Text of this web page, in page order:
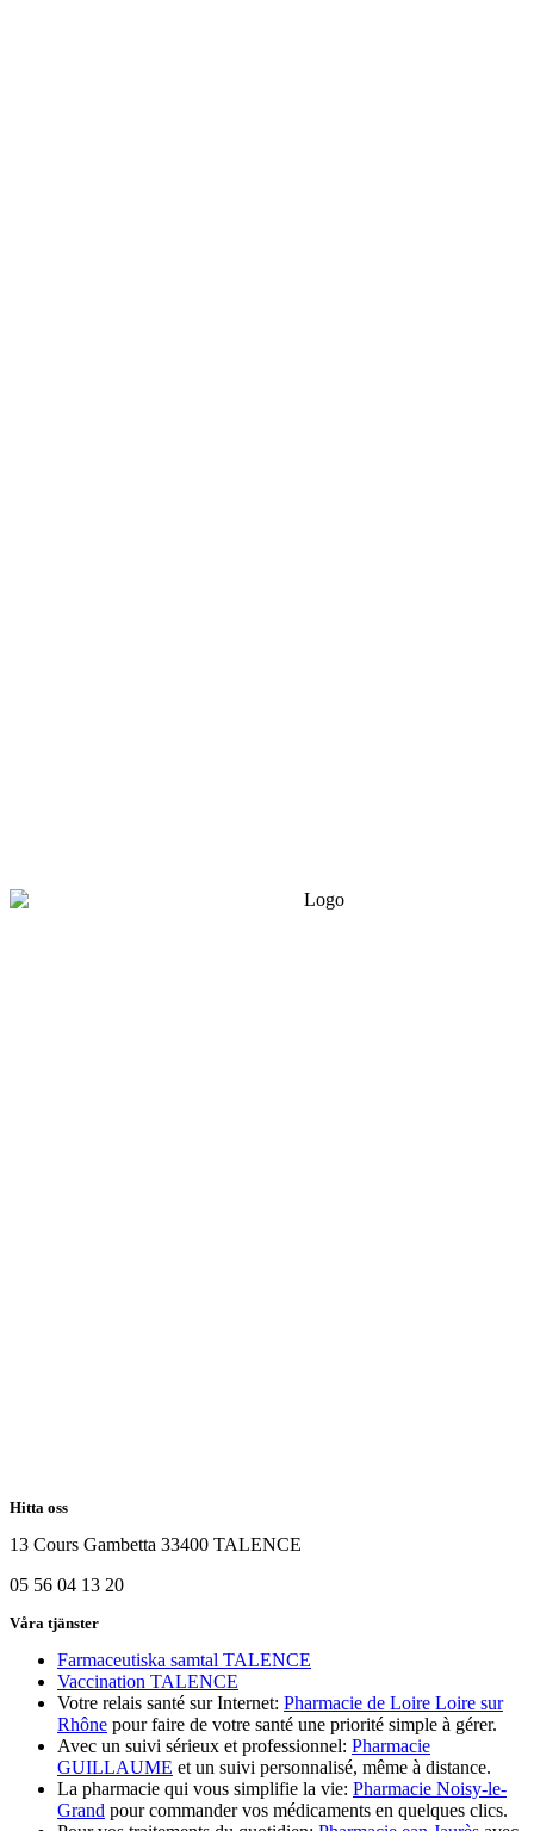
Hitta oss
13 Cours Gambetta 33400 TALENCE
05 56 04 13 20
Våra tjänster
Farmaceutiska samtal TALENCE
Vaccination TALENCE
Votre relais santé sur Internet: Pharmacie de Loire Loire sur
Rhône pour faire de votre santé une priorité simple à gérer.
Avec un suivi sérieux et professionnel: Pharmacie
GUILLAUME et un suivi personnalisé, même à distance.
La pharmacie qui vous simplifie la vie: Pharmacie Noisy-le-
Grand pour commander vos médicaments en quelques clics.